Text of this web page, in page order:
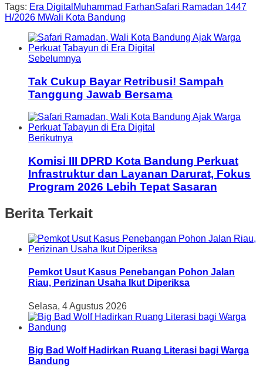
Tags: Era Digital Muhammad FarhanSafari Ramadan 1447
H/2026 MWali Kota Bandung
Sebelumnya
Tak Cukup Bayar Retribusi! Sampah
Tanggung Jawab Bersama
Berikutnya
Komisi III DPRD Kota Bandung Perkuat
Infrastruktur dan Layanan Darurat, Fokus
Program 2026 Lebih Tepat Sasaran
Berita Terkait
Pemkot Usut Kasus Penebangan Pohon Jalan
Riau, Perizinan Usaha Ikut Diperiksa
Selasa, 4 Agustus 2026
Big Bad Wolf Hadirkan Ruang Literasi bagi Warga
Bandung